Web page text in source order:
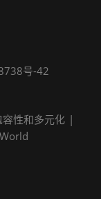
号-42
容性和多元化